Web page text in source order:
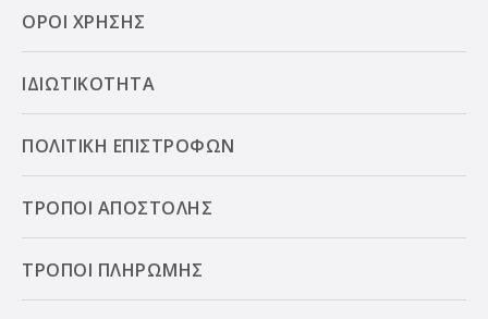
ΟΡΟΙ ΧΡΗΣΗΣ
ΙΔΙΩΤΙΚΟΤΗΤΑ
ΠΟΛΙΤΙΚΗ ΕΠΙΣΤΡΟΦΩΝ
ΤΡΟΠΟΙ ΑΠΟΣΤΟΛΗΣ
ΤΡΟΠΟΙ ΠΛΗΡΩΜΗΣ